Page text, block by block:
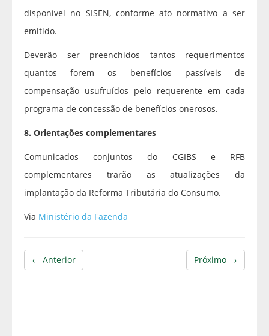
disponível no SISEN, conforme ato normativo a ser
emitido.
Deverão ser preenchidos tantos requerimentos
quantos forem os benefícios passíveis de
compensação usufruídos pelo requerente em cada
programa de concessão de benefícios onerosos.
8. Orientações complementares
Comunicados conjuntos do CGIBS e RFB
complementares trarão as atualizações da
implantação da Reforma Tributária do Consumo.
Via Ministério da Fazenda
Próximo →
← Anterior